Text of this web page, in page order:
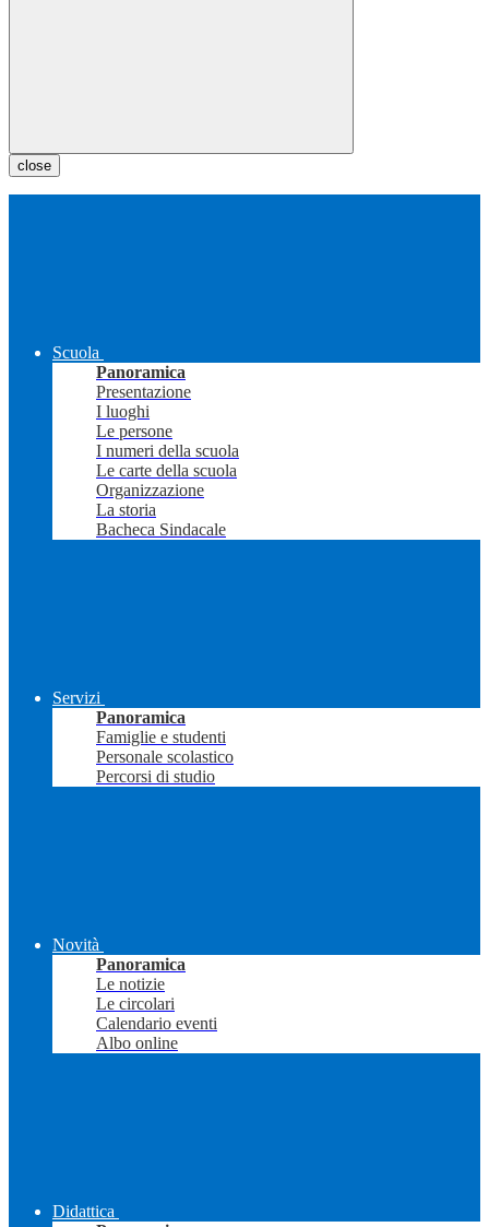
close
Scuola
Panoramica
Presentazione
I luoghi
Le persone
I numeri della scuola
Le carte della scuola
Organizzazione
La storia
Bacheca Sindacale
Servizi
Panoramica
Famiglie e studenti
Personale scolastico
Percorsi di studio
Novità
Panoramica
Le notizie
Le circolari
Calendario eventi
Albo online
Didattica